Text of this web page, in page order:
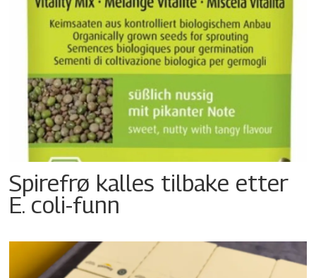
Spirefrø kalles tilbake etter
E. coli-funn